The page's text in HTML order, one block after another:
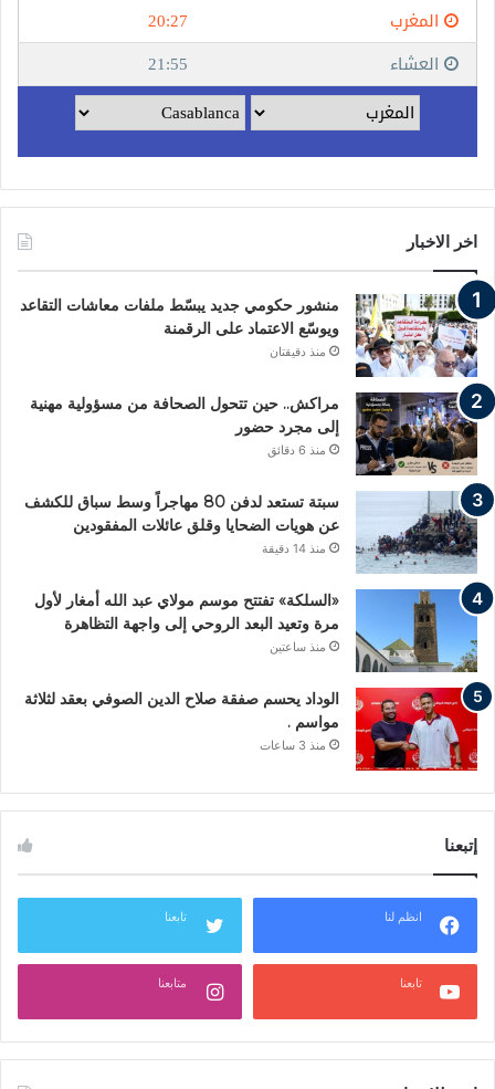
اخر الاخبار
منشور حكومي جديد يبسّط ملفات معاشات التقاعد
ويوسّع الاعتماد على الرقمنة
منذ دقيقتان
مراكش.. حين تتحول الصحافة من مسؤولية مهنية
إلى مجرد حضور
منذ 6 دقائق
سبتة تستعد لدفن 80 مهاجراً وسط سباق للكشف
عن هويات الضحايا وقلق عائلات المفقودين
منذ 14 دقيقة
«السلكة» تفتتح موسم مولاي عبد الله أمغار لأول
مرة وتعيد البعد الروحي إلى واجهة التظاهرة
منذ ساعتين
الوداد يحسم صفقة صلاح الدين الصوفي بعقد لثلاثة
مواسم .
منذ 3 ساعات
إتبعنا
انظم لنا تابعنا
تابعنا متابعنا